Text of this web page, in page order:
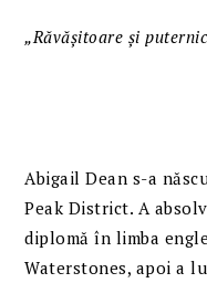
„Răvășitoare și
Abigail Dean s-a
Peak District. A
diplomă în limba
Waterstones, apoi a